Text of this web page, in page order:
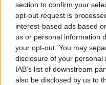
section to confirm your
opt-out request is
interest-based ads based
us or personal information
your opt-out. You may
disclosure of your
IAB’s list of downstream
also be disclosed by us to